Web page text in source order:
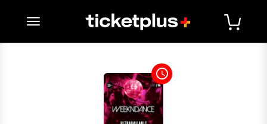
desplegar navegación
access_time